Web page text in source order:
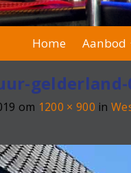
Home Aanbod
gelderland-
om 1200 × 900 in